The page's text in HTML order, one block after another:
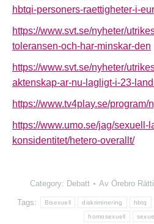
hbtqi-personers-raettigheter-i-
https://www.svt.se/nyheter/
toleransen-och-har-minskar-den
https://www.svt.se/nyheter/
aktenskap-ar-nu-lagligt-i-23-
https://www.tv4play.se/
https://www.umo.se/jag/sexuell-
konsidentitet/hetero-overallt/
Category: Debatt Av Örebro
Tags: Bisexuell diskriminering hbtq
homosexuell